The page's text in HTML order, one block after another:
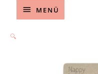
Below
MENÜ
🔍